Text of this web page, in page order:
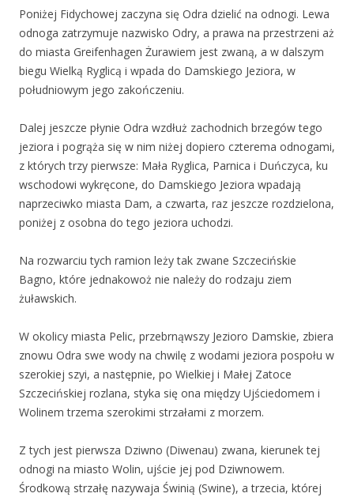
Poniżej Fidychowej zaczyna się Odra dzielić na odnogi. Lewa
odnoga zatrzymuje nazwisko Odry, a prawa na przestrzeni aż
do miasta Greifenhagen Żurawiem jest zwaną, a w dalszym
biegu Wielką Ryglicą i wpada do Damskiego Jeziora, w
południowym jego zakończeniu.
Dalej jeszcze płynie Odra wzdłuż zachodnich brzegów tego
jeziora i pogrąża się w nim niżej dopiero czterema odnogami,
z których trzy pierwsze: Mała Ryglica, Parnica i Duńczyca, ku
wschodowi wykręcone, do Damskiego Jeziora wpadają
naprzeciwko miasta Dam, a czwarta, raz jeszcze rozdzielona,
poniżej z osobna do tego jeziora uchodzi.
Na rozwarciu tych ramion leży tak zwane Szczecińskie
Bagno, które jednakowoż nie należy do rodzaju ziem
żuławskich.
W okolicy miasta Pelic, przebrnąwszy Jezioro Damskie, zbiera
znowu Odra swe wody na chwilę z wodami jeziora pospołu w
szerokiej szyi, a następnie, po Wielkiej i Małej Zatoce
Szczecińskiej rozlana, styka się ona między Ujściedomem i
Wolinem trzema szerokimi strzałami z morzem.
Z tych jest pierwsza Dziwno (Diwenau) zwana, kierunek tej
odnogi na miasto Wolin, ujście jej pod Dziwnowem.
Środkową strzałę nazywaja Świnią (Swine), a trzecia, której